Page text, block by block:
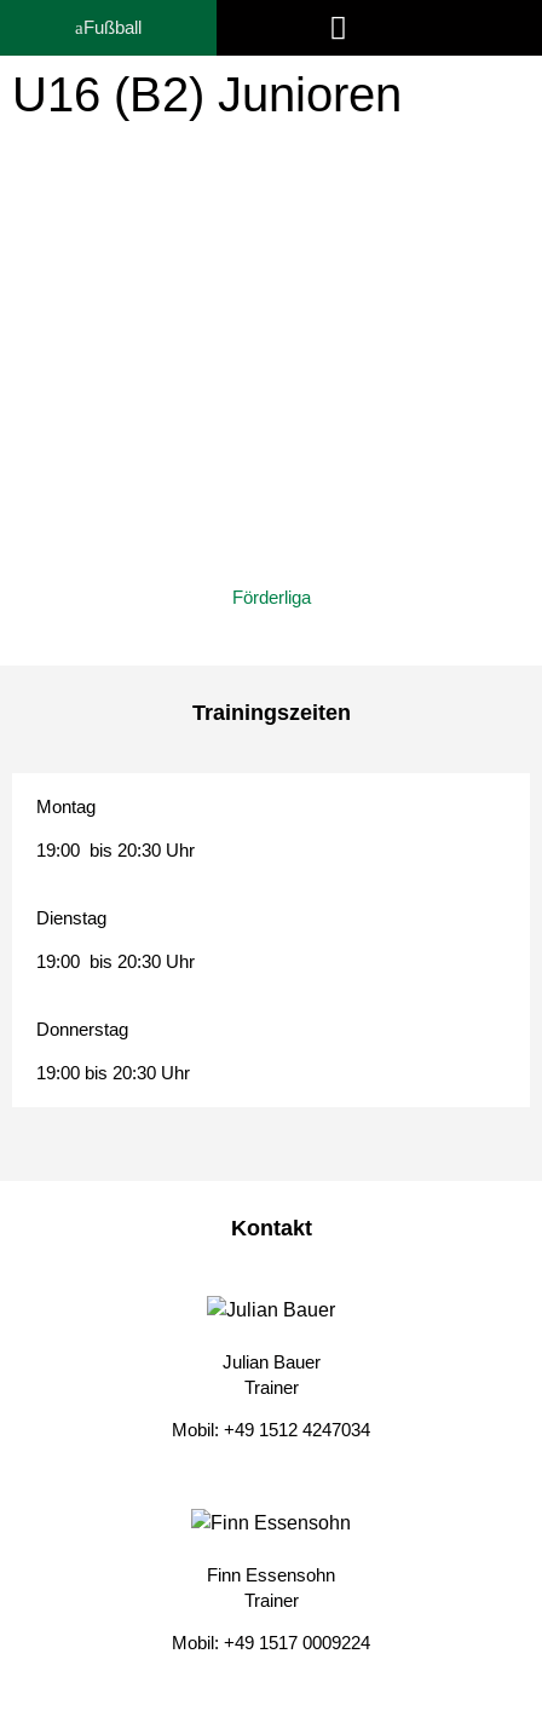
Fußball
U16 (B2) Junioren
Förderliga
Trainingszeiten
Montag
19:00 bis 20:30 Uhr
Dienstag
19:00 bis 20:30 Uhr
Donnerstag
19:00 bis 20:30 Uhr
Kontakt
Julian Bauer
Trainer
Mobil: +49 1512 4247034
Finn Essensohn
Trainer
Mobil: +49 1517 0009224